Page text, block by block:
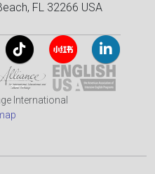
FL 32266 USA
International